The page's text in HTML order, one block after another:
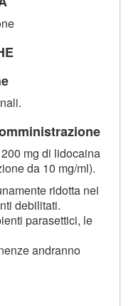
mg di lidocaina
da 10 mg/ml).
ridotta nei
debilitati.
parasettici, le
andranno